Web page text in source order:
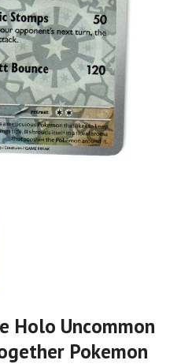
Holo Uncommon
Pokemon